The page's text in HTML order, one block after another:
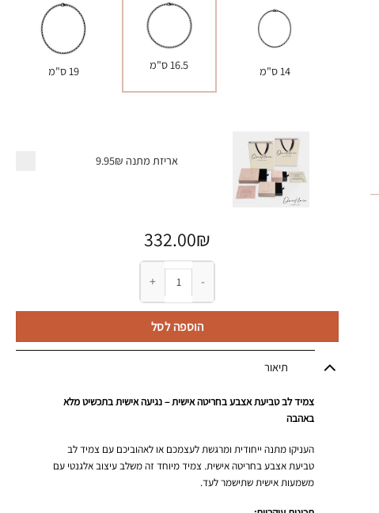
14 ס"מ 16.5 ס"מ 19 ס"מ
אריזת מתנה 9.95₪
332.00₪
כמות של צמיד לב טביעת אצבע בחריטה אישית
הוספה לסל
תיאור
צמיד לב טביעת אצבע בחריטה אישית – נגיעה אישית בתכשיט מלא
באהבה
העניקו מתנה ייחודית ומרגשת לעצמכם או לאהוביכם עם צמיד לב
טביעת אצבע בחריטה אישית. צמיד מיוחד זה משלב עיצוב אלגנטי עם
משמעות אישית שתישמר לעד.